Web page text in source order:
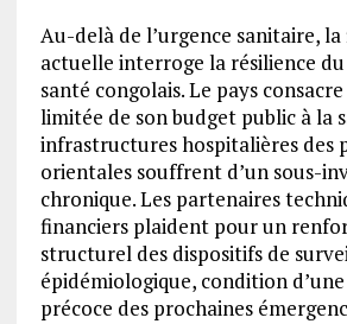
Au-delà de l’urgence sanitaire, la
actuelle interroge la résilience
santé congolais. Le pays
limitée de son budget public à la
infrastructures hospitalières des
orientales souffrent d’un sous-
chronique. Les partenaires
financiers plaident pour un
structurel des dispositifs de
épidémiologique, condition
précoce des prochaines